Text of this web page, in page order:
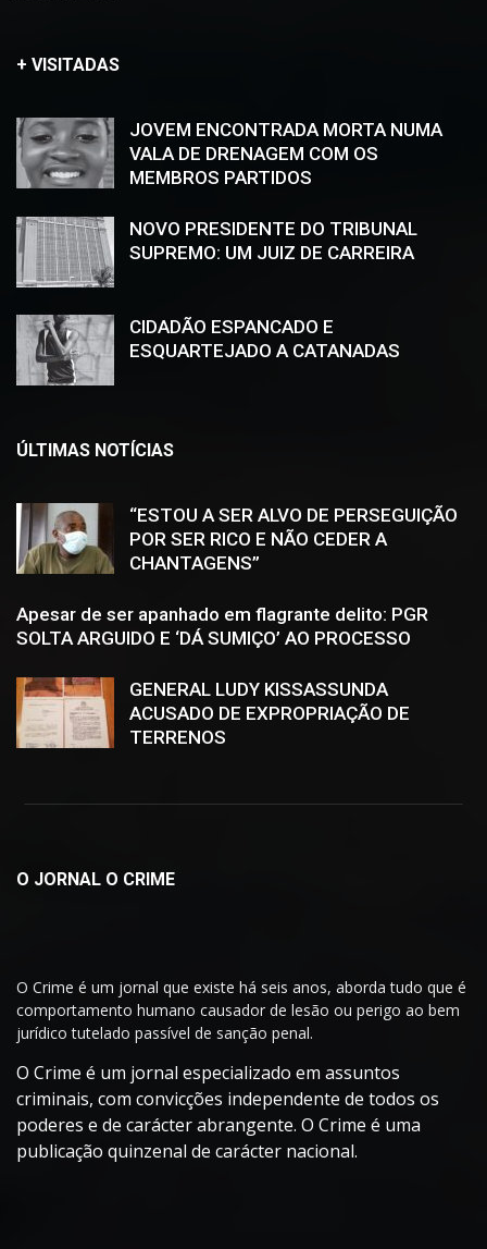
+ VISITADAS
JOVEM ENCONTRADA MORTA NUMA
VALA DE DRENAGEM COM OS
MEMBROS PARTIDOS
NOVO PRESIDENTE DO TRIBUNAL
SUPREMO: UM JUIZ DE CARREIRA
CIDADÃO ESPANCADO E
ESQUARTEJADO A CATANADAS
ÚLTIMAS NOTÍCIAS
“ESTOU A SER ALVO DE PERSEGUIÇÃO
POR SER RICO E NÃO CEDER A
CHANTAGENS”
Apesar de ser apanhado em flagrante delito: PGR
SOLTA ARGUIDO E ‘DÁ SUMIÇO’ AO PROCESSO
GENERAL LUDY KISSASSUNDA
ACUSADO DE EXPROPRIAÇÃO DE
TERRENOS
O JORNAL O CRIME
O Crime é um jornal que existe há seis anos, aborda tudo que é
comportamento humano causador de lesão ou perigo ao bem
jurídico tutelado passível de sanção penal.
O Crime é um jornal especializado em assuntos
criminais, com convicções independente de todos os
poderes e de carácter abrangente. O Crime é uma
publicação quinzenal de carácter nacional.